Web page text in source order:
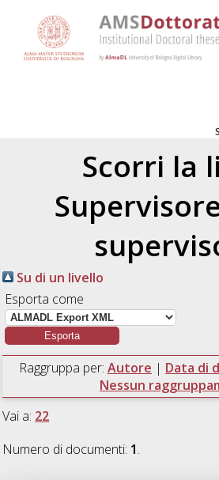
Scorri la
Su di un livello
Esporta come
Raggruppa per: Autore | Data di
Nessun
Vai a: 22
Numero di documenti: 1.